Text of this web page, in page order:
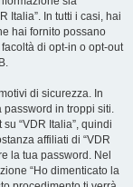
Italia”. In tutti i casi, hai
hai fornito possano
di opt-in o opt-out
di sicurezza. In
password in troppi siti.
“VDR Italia”, quindi
affiliati di “VDR
la tua password. Nel
“Ho dimenticato la